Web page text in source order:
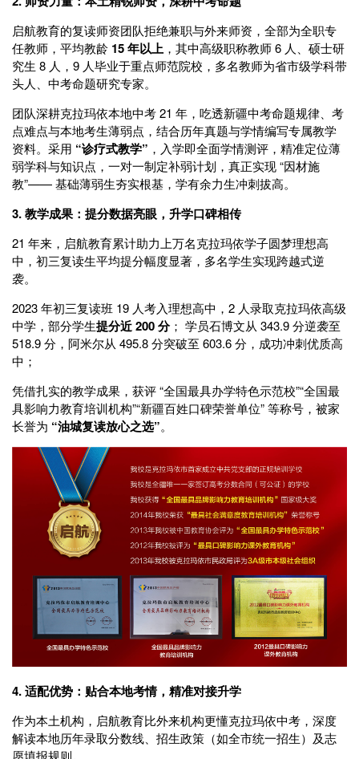
启航教育的复读师资团队拒绝兼职与外来师资，全部为全职专
任教师，平均教龄 15 年以上 ，其中高级职称教师 6 人、硕士研
究生 8 人，9 人毕业于重点师范院校，多名教师为省市级学科带
头人、中考命题研究专家。
团队深耕克拉玛依本地中考 21 年，吃透新疆中考命题规律、考
点难点与本地考生薄弱点，结合历年真题与学情编写专属教学
资料。采用 “诊疗式教学” ，入学即全面学情测评，精准定位薄
弱学科与知识点，一对一制定补弱计划，真正实现 “因材施
教”—— 基础薄弱生夯实根基，学有余力生冲刺拔高。
3. 教学成果：提分数据亮眼，升学口碑相传
21 年来，启航教育累计助力上万名克拉玛依学子圆梦理想高
中，初三复读生平均提分幅度显著，多名学生实现跨越式逆
袭。
2023 年初三复读班 19 人考入理想高中，2 人录取克拉玛依高级
中学，部分学生提分近 200 分； 学员石博文从 343.9 分逆袭至
518.9 分，阿米尔从 495.8 分突破至 603.6 分，成功冲刺优质高
中；
凭借扎实的教学成果，获评 “全国最具办学特色示范校”“全国最
具影响力教育培训机构”“新疆百姓口碑荣誉单位” 等称号，被家
长誉为 “油城复读放心之选”。
4. 适配优势：贴合本地考情，精准对接升学
作为本土机构，启航教育比外来机构更懂克拉玛依中考，深度
解读本地历年录取分数线、招生政策（如全市统一招生）及志
愿填报规则。